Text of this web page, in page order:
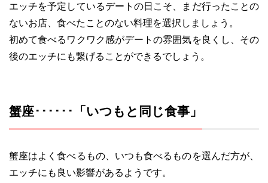
エッチを予定しているデートの日こそ、まだ行ったことの
ないお店、食べたことのない料理を選択しましょう。
初めて食べるワクワク感がデートの雰囲気を良くし、その
後のエッチにも繋げることができるでしょう。
蟹座･･････「いつもと同じ食事」
蟹座はよく食べるもの、いつも食べるものを選んだ方が、
エッチにも良い影響があるようです。